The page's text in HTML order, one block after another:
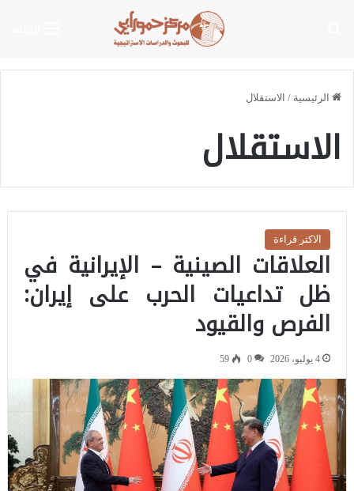
الرئيسية / الاستقلال
الاستقلال
الاكثر قراءة
العلاقات الصينية – الإيرانية في
ظل تداعيات الحرب على إيران:
الفرص والقيود
4 يوليو، 2026 0
59